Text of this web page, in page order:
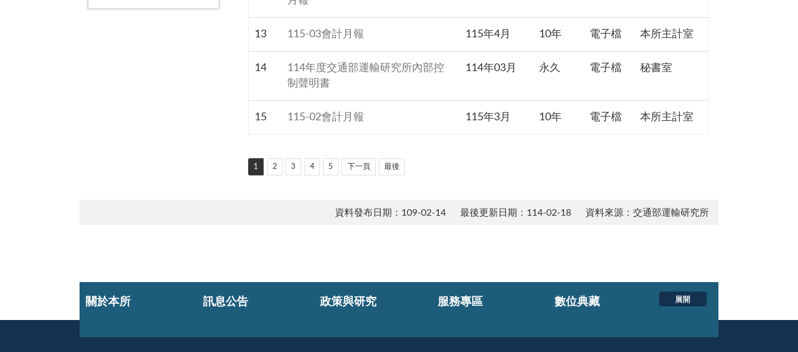
13 115-03會計月報 115年4月 10年 電子檔 本所主計室
14
114年度交通部運輸研究所內部控
制聲明書
114年03月 永久 電子檔 秘書室
15 115-02會計月報 115年3月 10年 電子檔 本所主計室
1 2 3 4 5 下一頁 最後
資料發布日期：109-02-14 最後更新日期：114-02-18 資料來源：交通部運輸研究所
展開
關於本所 訊息公告 政策與研究 服務專區 數位典藏